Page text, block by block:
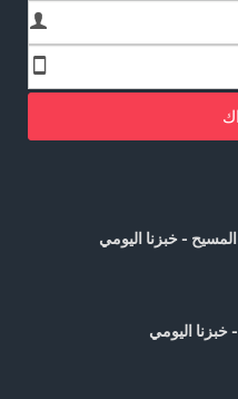
- خبزنا اليومي
اليومي